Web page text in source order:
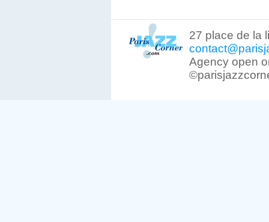
27 place de la
Agency open